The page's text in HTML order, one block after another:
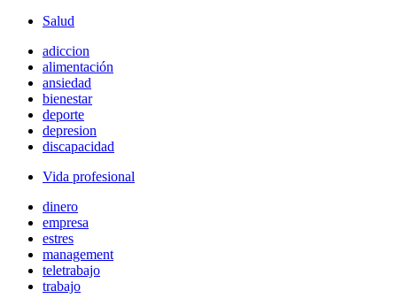
Salud
adiccion
alimentación
ansiedad
bienestar
deporte
depresion
discapacidad
Vida profesional
dinero
empresa
estres
management
teletrabajo
trabajo